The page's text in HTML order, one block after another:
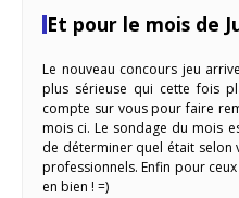
Et pour le mois de
Le nouveau concours jeu
plus sérieuse qui cette fois
compte sur vous pour faire
mois ci. Le sondage du mois
de déterminer quel était selon
professionnels. Enfin pour
en bien ! =)